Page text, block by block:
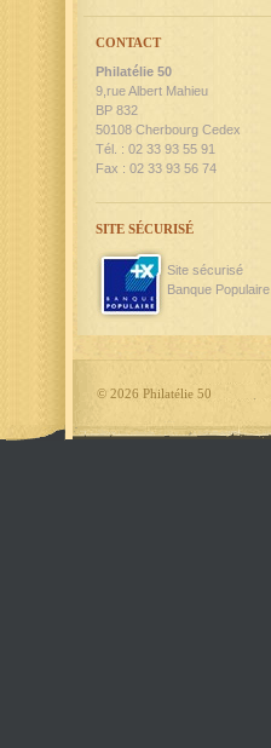
CONTACT
Philatélie 50
9,rue Albert Mahieu
BP 832
50108 Cherbourg Cedex
Tél. : 02 33 93 55 91
Fax : 02 33 93 56 74
SITE SÉCURISÉ
Site sécurisé
Banque Populaire
© 2026 Philatélie 50